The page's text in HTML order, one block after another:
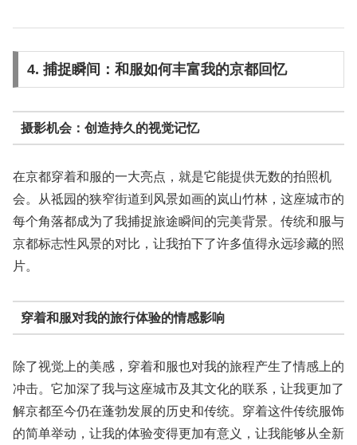
4. 捕捉瞬间：和服如何丰富我的京都回忆
摄影机会：创造持久的视觉记忆
在京都穿着和服的一大亮点，就是它能提供无数的拍照机
会。从祗园的狭窄街道到风景如画的岚山竹林，这座城市的
每个角落都成为了我捕捉旅途瞬间的完美背景。传统和服与
京都标志性风景的对比，让我拍下了许多值得永远珍藏的照
片。
穿着和服对我的旅行体验的情感影响
除了视觉上的美感，穿着和服也对我的旅程产生了情感上的
冲击。它加深了我与这座城市及其文化的联系，让我更加了
解京都至今仍在蓬勃发展的历史和传统。穿着这件传统服饰
的简单举动，让我的体验变得更加有意义，让我能够从全新